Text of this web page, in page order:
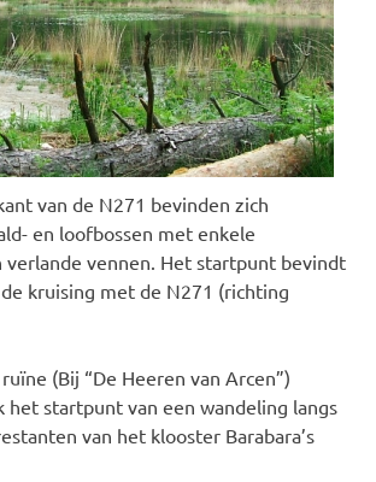
van de N271 bevinden zich
en loofbossen met enkele
verlande vennen. Het startpunt bevindt
kruising met de N271 (richting
(Bij “De Heeren van Arcen”)
het startpunt van een wandeling langs
van het klooster Barabara’s